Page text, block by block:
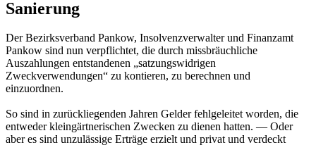
Sanierung
Der Bezirksverband Pankow, Insolvenzverwalter und Finanzamt
Pankow sind nun verpflichtet, die durch missbräuchliche
Auszahlungen entstandenen „satzungswidrigen
Zweckverwendungen“ zu kontieren, zu berechnen und
einzuordnen.
So sind in zurückliegenden Jahren Gelder fehlgeleitet worden, die
entweder kleingärtnerischen Zwecken zu dienen hatten. — Oder
aber es sind unzulässige Erträge erzielt und privat und verdeckt